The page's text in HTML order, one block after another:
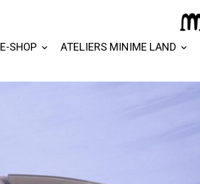
E-SHOP ATELIERS MINIME LAND